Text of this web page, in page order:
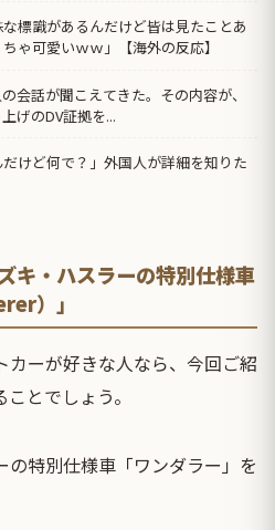
標識があるんだけど皆は見たことあ
ゃ可愛いｗｗ」【海外の反応】
会話が聞こえてきた。その内容が、
げのDV証拠を...
だけど何で？」外国人が詳細を知りた
キ・ハスラーの特別仕様車
）」
カーが好きな人なら、今回ご紹
とでしょう。
特別仕様車「ワンダラー」を